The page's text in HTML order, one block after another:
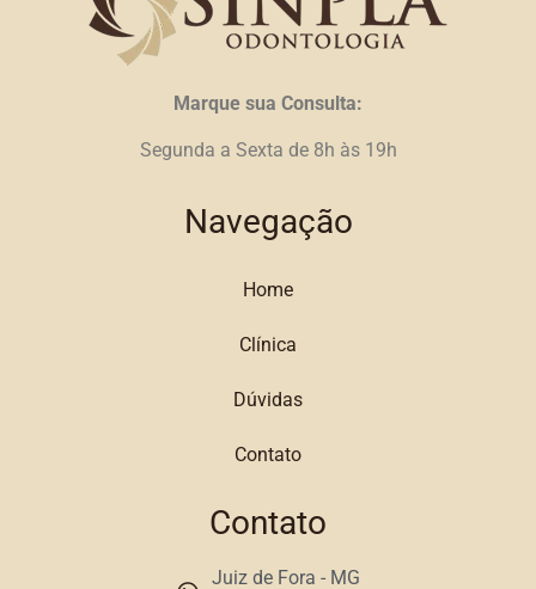
Marque sua Consulta:
Segunda a Sexta de 8h às 19h
Navegação
Home
Clínica
Dúvidas
Contato
Contato
Juiz de Fora - MG